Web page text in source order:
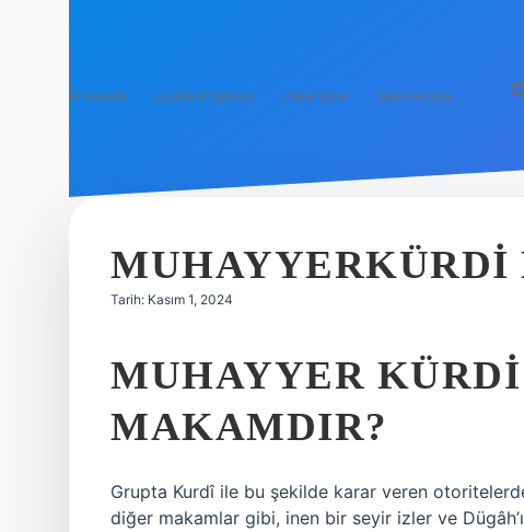
Anasayfa Gizlilik Politikası Yasal Uyarı Hakkımızda
Tarih: Kasım 1, 2024
MUHAYYER
MAKAMDIR?
Grupta Kurdî ile bu şekilde karar veren
diğer makamlar gibi, inen bir seyir izler ve